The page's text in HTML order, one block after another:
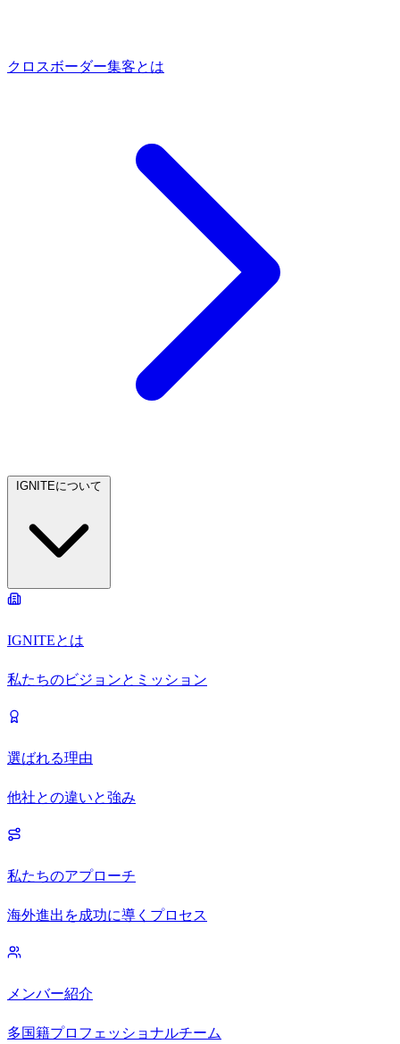
クロスボーダー集客とは
IGNITEとは
私たちのビジョンとミッション
選ばれる理由
他社との違いと強み
私たちのアプローチ
海外進出を成功に導くプロセス
メンバー紹介
多国籍プロフェッショナルチーム